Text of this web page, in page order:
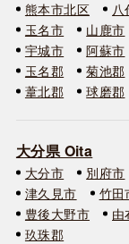
熊本市北区
玉名市
山鹿市
宇城市
阿蘇市
玉名郡
菊池郡
葦北郡
球磨郡
大分県 Oita
大分市 別府市
津久見市
竹田
豊後大野市
由
玖珠郡